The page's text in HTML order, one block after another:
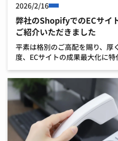
2026/2/16
弊社のShopifyでのECサイ
ご紹介いただきました
平素は格別のご高配を賜り、厚
度、ECサイトの成果最大化に
応企業一覧」にて、弊社の取